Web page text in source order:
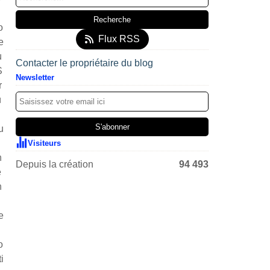
Flux RSS
Contacter le propriétaire du blog
Newsletter
Visiteurs
Depuis la création 94 493